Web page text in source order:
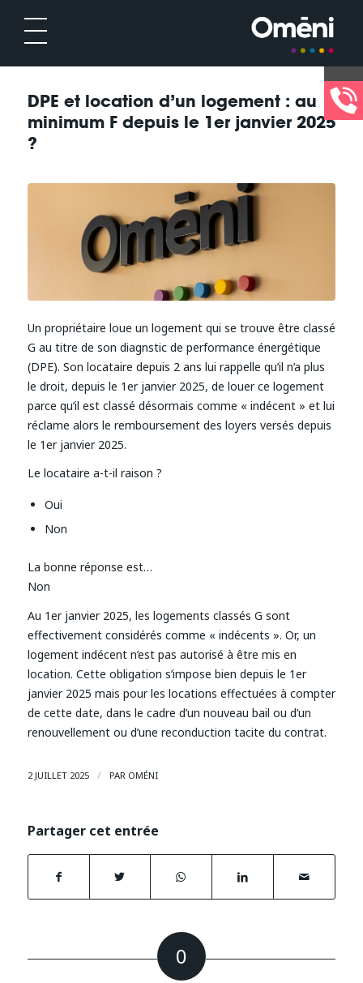
DPE et location d’un logement : au
minimum F depuis le 1er janvier 2025
?
Un propriétaire loue un logement qui se trouve être classé
G au titre de son diagnstic de performance énergétique
(DPE). Son locataire depuis 2 ans lui rappelle qu’il n’a plus
le droit, depuis le 1er janvier 2025, de louer ce logement
parce qu’il est classé désormais comme « indécent » et lui
réclame alors le remboursement des loyers versés depuis
le 1er janvier 2025.
Le locataire a-t-il raison ?
Oui
Non
La bonne réponse est…
Non
Au 1er janvier 2025, les logements classés G sont
effectivement considérés comme « indécents ». Or, un
logement indécent n’est pas autorisé à être mis en
location. Cette obligation s’impose bien depuis le 1er
janvier 2025 mais pour les locations effectuées à compter
de cette date, dans le cadre d’un nouveau bail ou d’un
renouvellement ou d’une reconduction tacite du contrat.
2 JUILLET 2025 / PAR OMÉNI
Partager cet entrée
0